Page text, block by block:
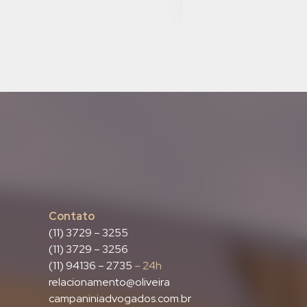
Contato
(11) 3729 – 3255
(11) 3729 – 3256
(11) 94136 – 2735 – 24h
relacionamento@oliveira
campaniniadvogados.com.br